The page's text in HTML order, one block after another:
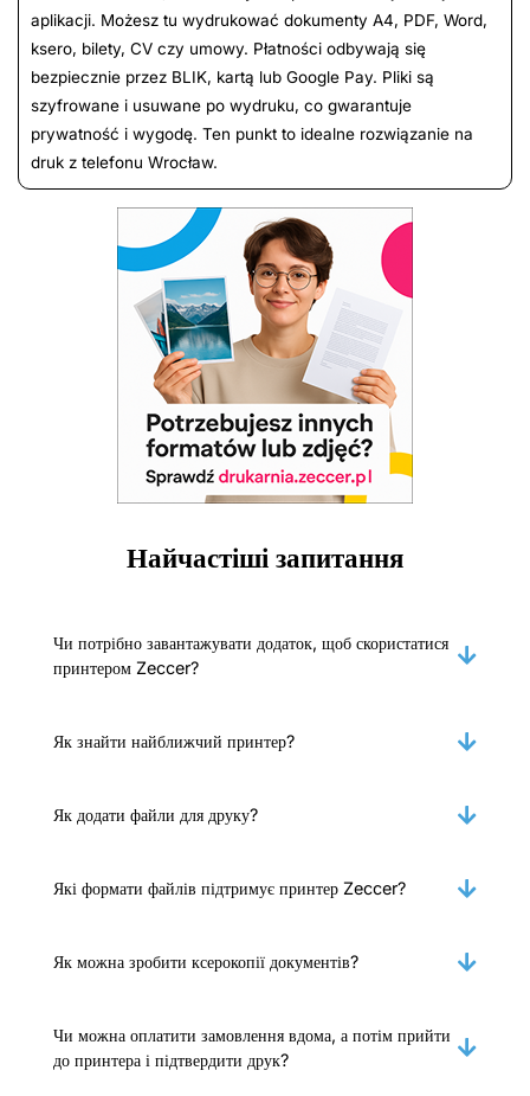
aplikacji. Możesz tu wydrukować dokumenty A4, PDF, Word,
ksero, bilety, CV czy umowy. Płatności odbywają się
bezpiecznie przez BLIK, kartą lub Google Pay. Pliki są
szyfrowane i usuwane po wydruku, co gwarantuje
prywatność i wygodę. Ten punkt to idealne rozwiązanie na
druk z telefonu Wrocław.
Найчастіші запитання
Чи потрібно завантажувати додаток, щоб скористатися
принтером Zeccer?
Як знайти найближчий принтер?
Як додати файли для друку?
Які формати файлів підтримує принтер Zeccer?
Як можна зробити ксерокопії документів?
Чи можна оплатити замовлення вдома, а потім прийти
до принтера і підтвердити друк?